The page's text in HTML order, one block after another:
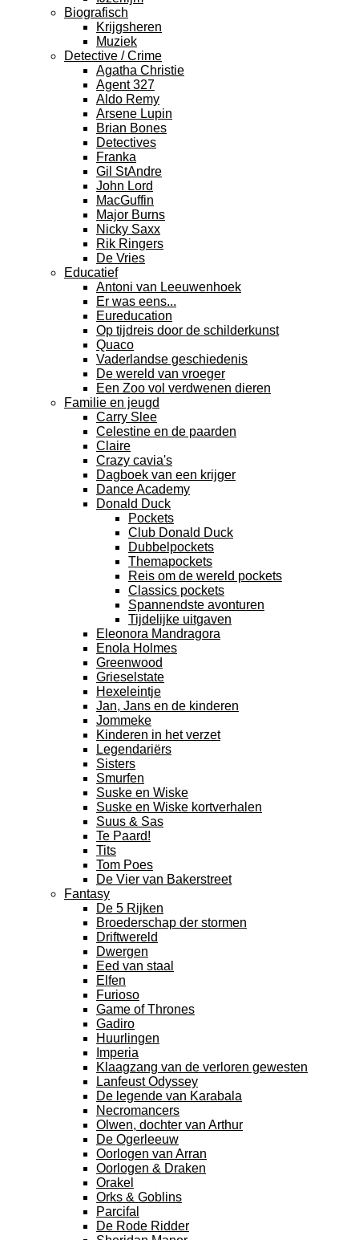
Biografisch
Krijgsheren
Muziek
Detective / Crime
Agatha Christie
Agent 327
Aldo Remy
Arsene Lupin
Brian Bones
Detectives
Franka
Gil StAndre
John Lord
MacGuffin
Major Burns
Nicky Saxx
Rik Ringers
De Vries
Educatief
Antoni van Leeuwenhoek
Er was eens...
Eureducation
Op tijdreis door de schilderkunst
Quaco
Vaderlandse geschiedenis
De wereld van vroeger
Een Zoo vol verdwenen dieren
Familie en jeugd
Carry Slee
Celestine en de paarden
Claire
Crazy cavia's
Dagboek van een krijger
Dance Academy
Donald Duck
Pockets
Club Donald Duck
Dubbelpockets
Themapockets
Reis om de wereld pockets
Classics pockets
Spannendste avonturen
Tijdelijke uitgaven
Eleonora Mandragora
Enola Holmes
Greenwood
Grieselstate
Hexeleintje
Jan, Jans en de kinderen
Jommeke
Kinderen in het verzet
Legendariërs
Sisters
Smurfen
Suske en Wiske
Suske en Wiske kortverhalen
Suus & Sas
Te Paard!
Tits
Tom Poes
De Vier van Bakerstreet
Fantasy
De 5 Rijken
Broederschap der stormen
Driftwereld
Dwergen
Eed van staal
Elfen
Furioso
Game of Thrones
Gadiro
Huurlingen
Imperia
Klaagzang van de verloren gewesten
Lanfeust Odyssey
De legende van Karabala
Necromancers
Olwen, dochter van Arthur
De Ogerleeuw
Oorlogen van Arran
Oorlogen & Draken
Orakel
Orks & Goblins
Parcifal
De Rode Ridder